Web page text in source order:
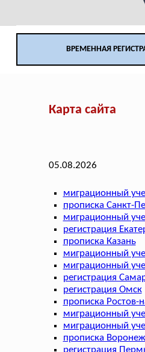
ВРЕМЕННАЯ
Карта сайта
05.08.2026
миграционный
прописка Санкт-
миграционный
регистрация
прописка Казань
миграционный
миграционный
регистрация
регистрация Омск
прописка Ростов-
миграционный
миграционный
прописка Воронеж